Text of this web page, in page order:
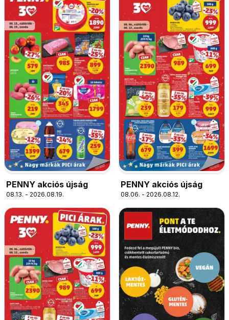
PENNY akciós újság
08.13. - 2026.08.19.
PENNY akciós újság
08.06. - 2026.08.12.